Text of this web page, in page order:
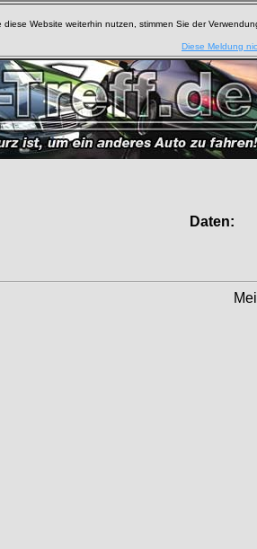
Website weiterhin nutzen, stimmen Sie der
Diese Meldung
Daten: